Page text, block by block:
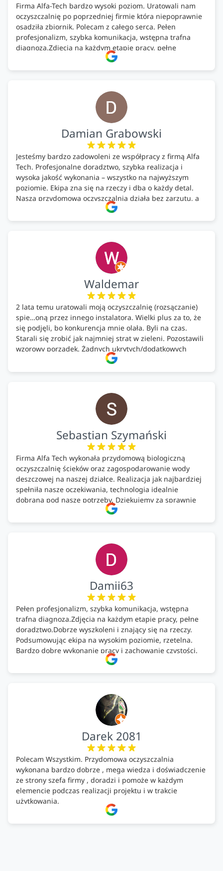
Firma Alfa-Tech bardzo wysoki poziom. Uratowali nam
oczyszczalnię po poprzedniej firmie która niepoprawnie
osadziła zbiornik. Polecam z całego serca. Pełen
profesjonalizm, szybka komunikacja, wstępna trafna
diagnoza.Zdjęcia na każdym etapie pracy, pełne
doradztwo.Dobrze wyszkoleni i znający się na rzeczy.
Podsumowując ekipa na wysokim poziomie, rzetelna.
Damian Grabowski
Jesteśmy bardzo zadowoleni ze współpracy z firmą Alfa
Tech. Profesjonalne doradztwo, szybka realizacja i
wysoka jakość wykonania – wszystko na najwyższym
poziomie. Ekipa zna się na rzeczy i dba o każdy detal.
Nasza przydomowa oczyszczalnia działa bez zarzutu, a
całość została wykonana zgodnie z terminem i
ustaleniami. Z czystym sumieniem polecamy Alfa Tech
ekologicznych rozwiązań!🍀
Waldemar
2 lata temu uratowali moją oczyszczalnię (rozsączanie)
spie…oną przez innego instalatora. Wielki plus za to, że
się podjęli, bo konkurencja mnie olała. Byli na czas.
Starali się zrobić jak najmniej strat w zieleni. Pozostawili
wzorowy porządek. Żadnych ukrytych/dodatkowych
kosztów. Zaskoczenie. Kontakt bardzo OK. Obsługa
pomontażowa również OK. A ich środki do oczyszczalni –
Sebastian Szymański
Firma Alfa Tech wykonała przydomową biologiczną
oczyszczalnię ścieków oraz zagospodarowanie wody
deszczowej na naszej działce. Realizacja jak najbardziej
spełniła nasze oczekiwania, technologia idealnie
dobrana pod nasze potrzeby. Dziękujemy za sprawnie
wykonany montaż w świetnej atmosferze! Polecam!
Damii63
Pełen profesjonalizm, szybka komunikacja, wstępna
trafna diagnoza.Zdjęcia na każdym etapie pracy, pełne
doradztwo.Dobrze wyszkoleni i znający się na rzeczy.
Podsumowując ekipa na wysokim poziomie, rzetelna.
Bardzo dobre wykonanie pracy i zachowanie czystości.
Darek 2081
Polecam Wszystkim. Przydomowa oczyszczalnia
wykonana bardzo dobrze , mega wiedza i doświadczenie
ze strony szefa firmy , doradzi i pomoże w każdym
elemencie podczas realizacji projektu i w trakcie
użytkowania.
Firma godna zaufania. Tak trzymać!